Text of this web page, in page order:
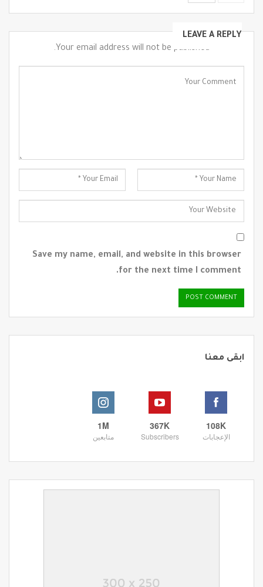
LEAVE A REPLY
Your email address will not be published.
Save my name, email, and website in this browser
for the next time I comment.
ابقى معنا
108K
الإعجابات
367K
Subscribers
1M
متابعين